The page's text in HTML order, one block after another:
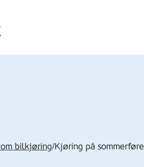
bilkjøring/Kjøring på sommerføre